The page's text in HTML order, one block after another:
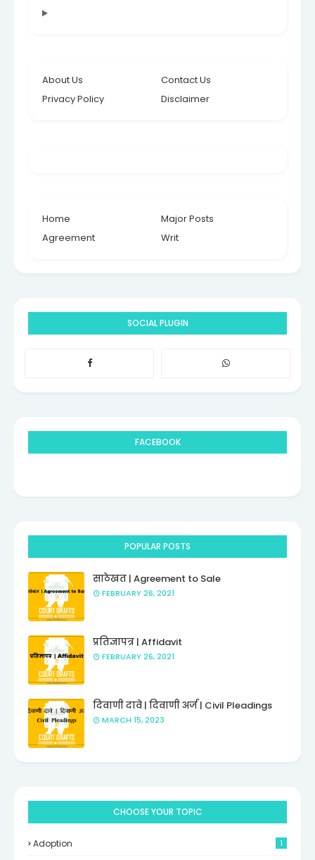
About Us
Contact Us
Privacy Policy
Disclaimer
Home
Major Posts
Agreement
Writ
SOCIAL PLUGIN
FACEBOOK
POPULAR POSTS
साठेखत | Agreement to Sale
FEBRUARY 26, 2021
प्रतिज्ञापत्र | Affidavit
FEBRUARY 26, 2021
दिवाणी दावे | दिवाणी अर्ज | Civil Pleadings
MARCH 15, 2023
CHOOSE YOUR TOPIC
Adoption 1